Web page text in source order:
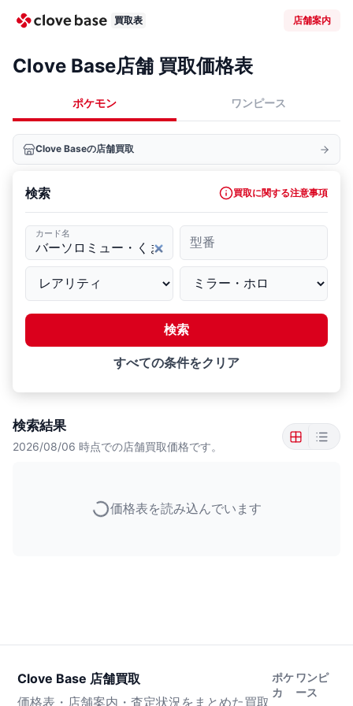
買取表 店舗案内
Clove Base店舗 買取価格表
ポケモン ワンピース
Clove Baseの店舗買取
検索 買取に関する注意事項
カード名
型番
検索
すべての条件をクリア
検索結果
2026/08/06 時点での店舗買取価格です。
価格表を読み込んでいます
Clove Base 店舗買取
価格表・店舗案内・査定状況をまとめた買取
ポケ
カ
ワンピ
ース